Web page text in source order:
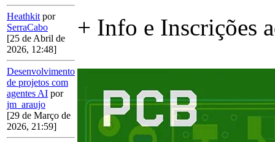
Heathkit por
SerraCabo
[25 de Abril de
2026, 12:48]
Desenvolvimento
de projetos com
agentes AI por
jm_araujo
[29 de Março de
2026, 21:59]
+ Info e Inscrições